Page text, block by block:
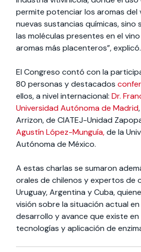
permite potenciar los aromas del
nuevas sustancias químicas, sino
las moléculas presentes en el
aromas más placenteros”, explicó.
El Congreso contó con la
80 personas y destacados
ellos, a nivel internacional: Dr.
Universidad Autónoma de Madrid
Arrizon, de CIATEJ-Unidad
Agustín López-Munguía,de la
Autónoma de México.
A estas charlas se sumaron
orales de chilenos y expertos de
Uruguay, Argentina y Cuba,
visión sobre la situación actual
desarrollo y avance que existe
tecnologías y aplicación de